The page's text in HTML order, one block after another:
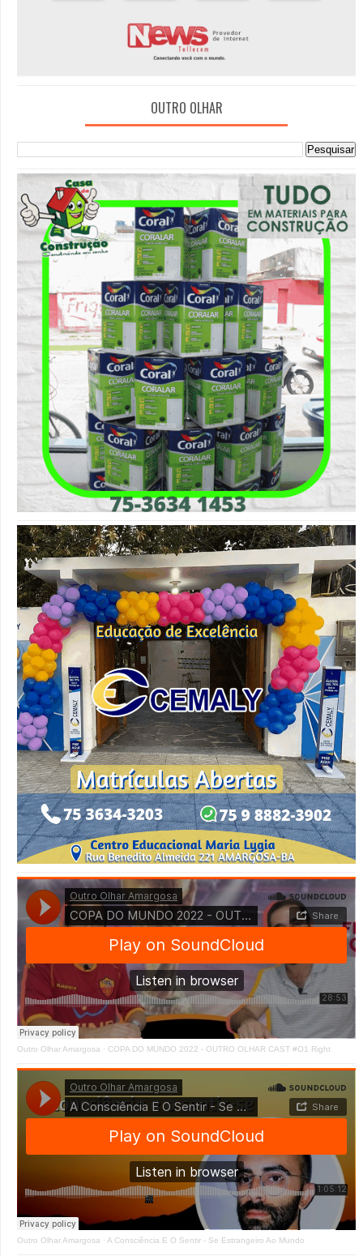
OUTRO OLHAR
Outro Olhar Amargosa · COPA DO MUNDO 2022 - OUTRO OLHAR CAST #O1 Right
Outro Olhar Amargosa · A Consciência E O Sentir - Se Estrangeiro Ao Mundo